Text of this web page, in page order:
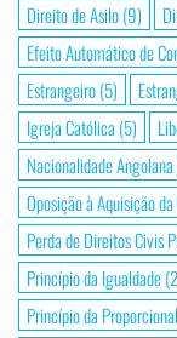
Direito de Asilo(9)
Efeito Automático de
Estrangeiro(5)
Igreja Católica (5)
Nacionalidade Angolana
Oposição à Aquisição
Perda de Direitos Civis
Princípio da Igualdade
Princípio da